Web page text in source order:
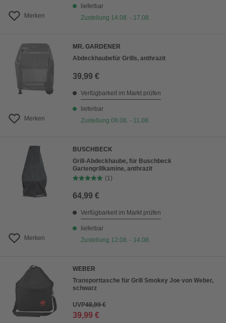
Merken
lieferbar
Zustellung 14.08. - 17.08.
Merken
MR. GARDENER
Abdeckhaubefür Grills, anthrazit
39,99 €
Verfügbarkeit im Markt prüfen
lieferbar
Zustellung 08.08. - 11.08.
Merken
BUSCHBECK
Grill-Abdeckhaube, für Buschbeck
Gartengrillkamine, anthrazit
(1)
64,99 €
Verfügbarkeit im Markt prüfen
lieferbar
Zustellung 12.08. - 14.08.
WEBER
Transporttasche für Grill Smokey Joe von Weber,
schwarz
UVP48,99 €
39,99 €